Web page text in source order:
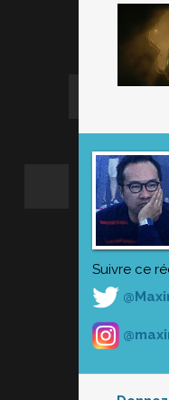
Suivre ce